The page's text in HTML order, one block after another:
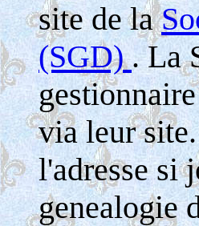
site de la
(SGD). La
via leur
l'adresse si
genealogie